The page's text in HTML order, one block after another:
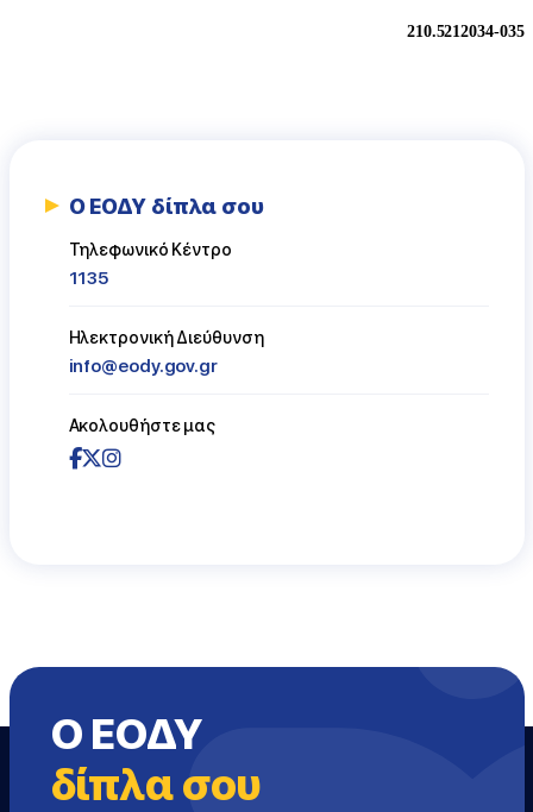
210.5212034-035
Ο ΕΟΔΥ δίπλα σου
Τηλεφωνικό Κέντρο
1135
Ηλεκτρονική Διεύθυνση
info@eody.gov.gr
Ακολουθήστε μας
Ο ΕΟΔΥ
δίπλα σου